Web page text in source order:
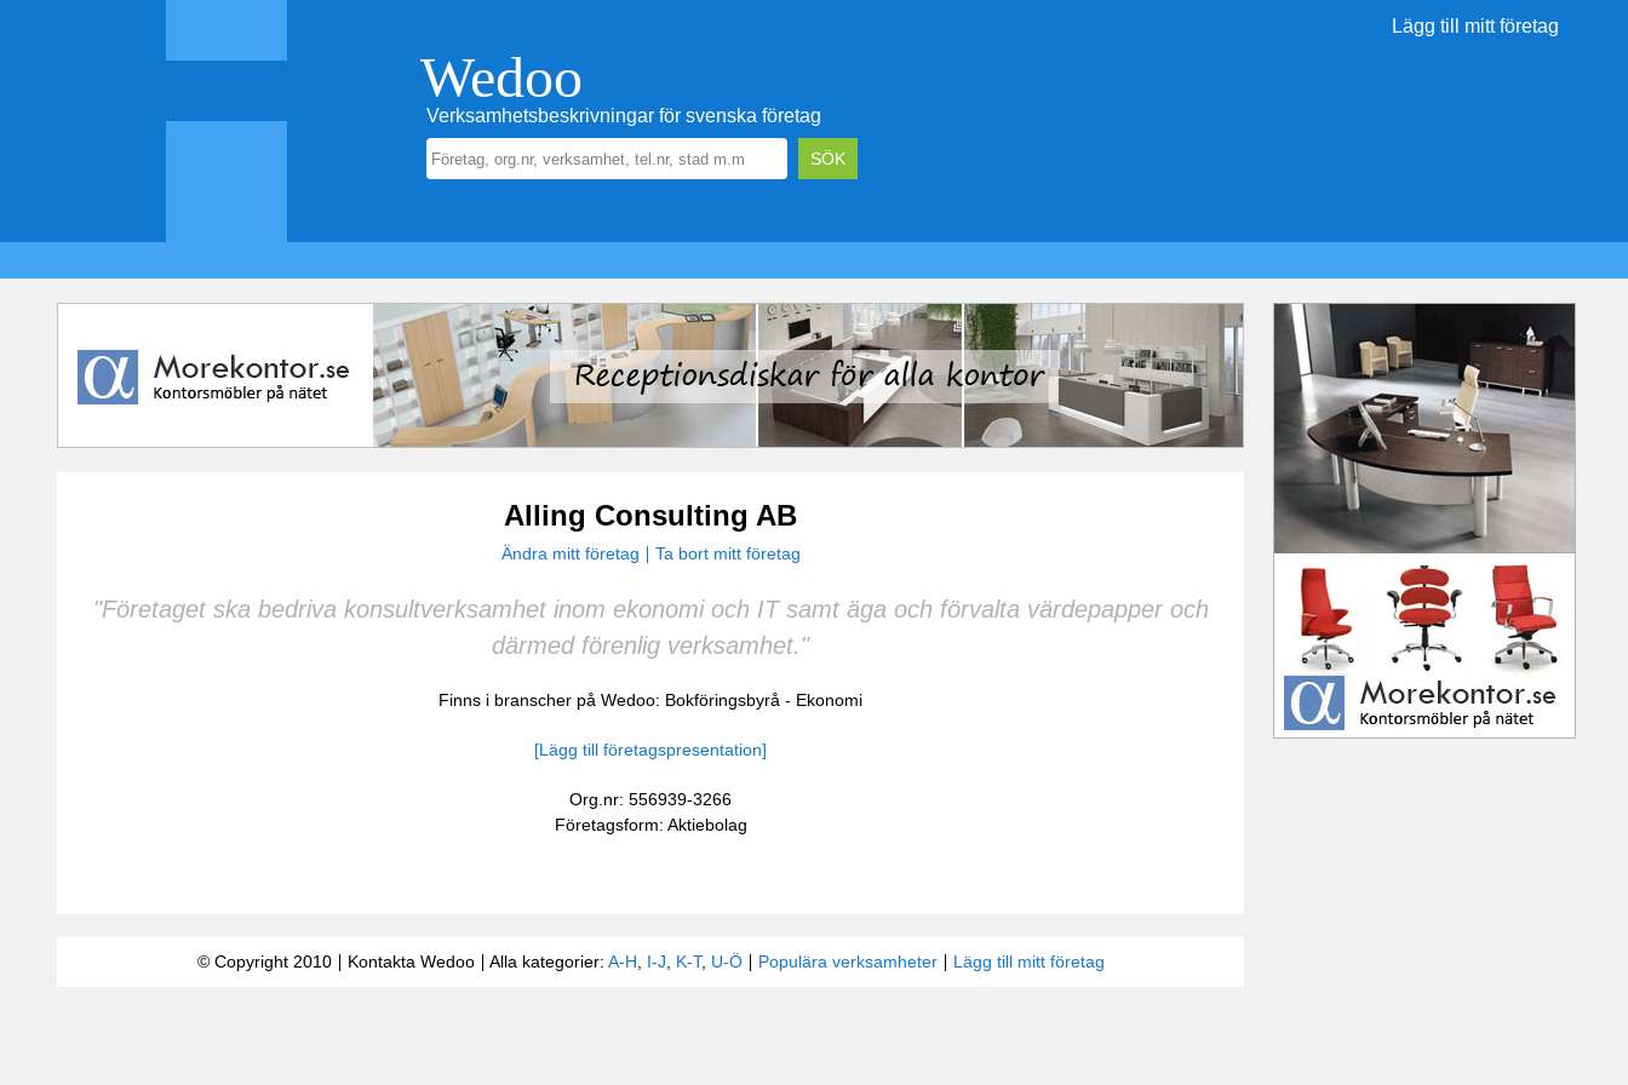
Lägg till mitt företag
Wedoo
Verksamhetsbeskrivningar för svenska företag
Alling Consulting AB
Ändra mitt företag Ta bort mitt företag
"Företaget ska bedriva konsultverksamhet inom ekonomi och IT samt äga och förvalta värdepapper och
därmed förenlig verksamhet."
Finns i branscher på Wedoo: Bokföringsbyrå - Ekonomi
[Lägg till företagspresentation]
Org.nr: 556939-3266
Företagsform: Aktiebolag
© Copyright 2010 Kontakta Wedoo Alla kategorier: A-H I-J K-T, U-Ö Populära verksamheter Lägg till mitt företag